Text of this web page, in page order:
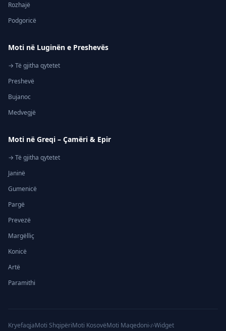
Rozhajë
Podgoricë
Moti në Luginën e Preshevës
→ Të gjitha qytetet
Preshevë
Bujanoc
Medvegjë
Moti në Greqi – Çamëri & Epir
→ Të gjitha qytetet
Janinë
Gumenicë
Pargë
Prevezë
Margëlliç
Konicë
Artë
Paramithi
KryefaqjaMoti ShqipëriMoti KosovëMoti Maqedoni Widget